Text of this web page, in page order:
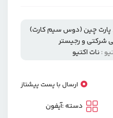
شرکتی و رجیستر
: نات اکتیو
ارسال با پست پیشتاز
دسته :آیفون